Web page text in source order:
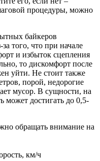
процедуры, можно
байкеров
того, что при начале
и избыток сцепления
то дискомфорт после
уйти. Не стоит также
порой, недорогие
мусор. В сущности, на
может достигать до 0,5-
обращать внимание на
км/ч